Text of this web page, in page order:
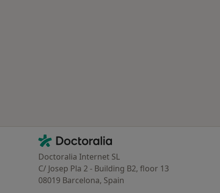
Contacto
Doctoralia - Página de inicio
Doctoralia Internet SL
C/ Josep Pla 2 - Building B2, floor 13
08019 Barcelona, Spain